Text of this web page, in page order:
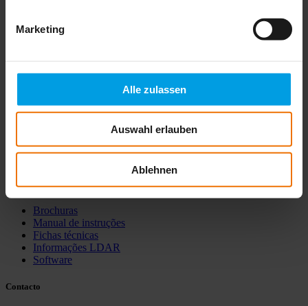
Marketing
Alle zulassen
Auswahl erlauben
Ablehnen
As nossas soluções
Biogás e gás de processo
Água
Localização
Transferências
Brochuras
Manual de instruções
Fichas técnicas
Informações LDAR
Software
Contacto